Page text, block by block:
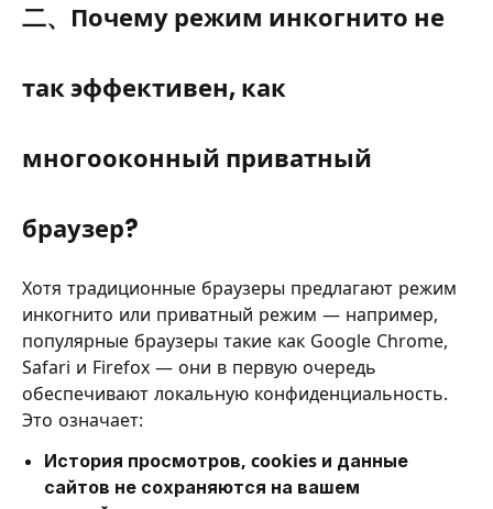
二、Почему режим инкогнито не
так эффективен, как
многооконный приватный
браузер?
Хотя традиционные браузеры предлагают режим
инкогнито или приватный режим — например,
популярные браузеры такие как Google Chrome,
Safari и Firefox — они в первую очередь
обеспечивают локальную конфиденциальность.
Это означает:
История просмотров, cookies и данные
сайтов не сохраняются на вашем